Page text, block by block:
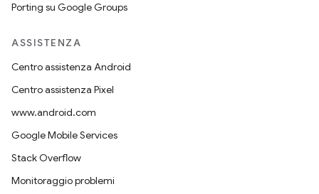
Porting su Google Groups
ASSISTENZA
Centro assistenza Android
Centro assistenza Pixel
www.android.com
Google Mobile Services
Stack Overflow
Monitoraggio problemi